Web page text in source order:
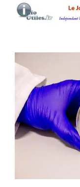
Aller